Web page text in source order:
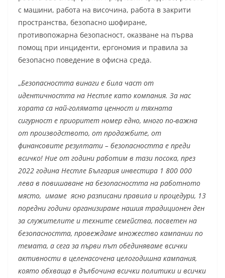
с машини, работа на височина, работа в закрити
пространства, безопасно шофиране,
противопожарна безопасност, оказване на първа
помощ при инциденти, ергономия и правила за
безопасно поведение в офисна среда.
„Безопасността винаги е била част от
идентичността на Нестле като компания. За нас
хората са най-голямата ценност и тяхната
сигурност е приоритет номер едно, много по-важна
от производството, от продажбите, от
финансовите резултати – безопасността е преди
всичко! Ние от години работим в тази посока, през
2022 година Нестле България инвестира 1 800 000
лева в повишаване на безопасността на работното
място, имаме ясно разписани правила и процедури, 13
поредни години организираме нашия традиционен ден
за служителите и техните семейства, посветен на
безопасността, провеждаме множество кампании по
темата, а сега за първи път обединяваме всички
активности в целенасочена целогодишна кампания,
която обхваща в дълбочина всички политики и всички